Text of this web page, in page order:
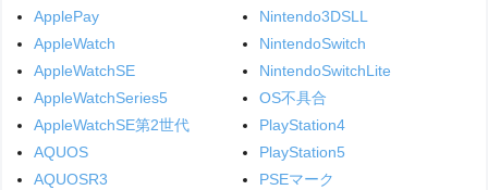
ApplePay
AppleWatch
AppleWatchSE
AppleWatchSeries5
AppleWatchSE第2世代
AQUOS
AQUOSR3
Nintendo3DSLL
NintendoSwitch
NintendoSwitchLite
OS不具合
PlayStation4
PlayStation5
PSEマーク